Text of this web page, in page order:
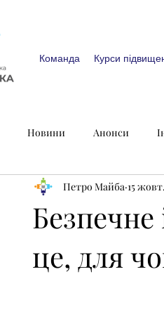
Команда Курси
Новини Анонси
це, для
Петро Майба 15